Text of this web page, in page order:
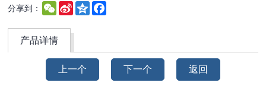
分享到： WeChat
Sina
Weibo
Qzone
产品详情
上一个 下一个 返回